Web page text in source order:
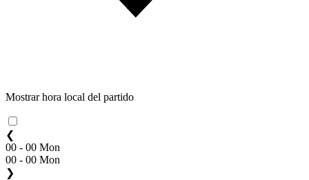
Mostrar hora local del partido
❮
00 - 00 Mon
00 - 00 Mon
❯